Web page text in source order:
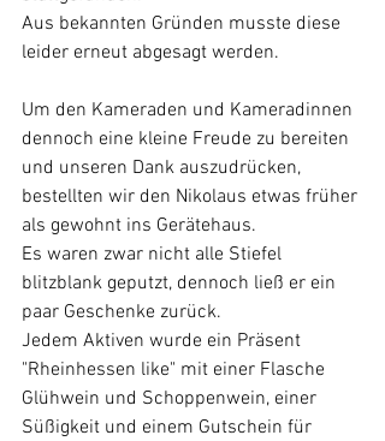
Aus bekannten Gründen musste diese
leider erneut abgesagt werden.
Um den Kameraden und Kameradinnen
dennoch eine kleine Freude zu bereiten
und unseren Dank auszudrücken,
bestellten wir den Nikolaus etwas früher
als gewohnt ins Gerätehaus.
Es waren zwar nicht alle Stiefel
blitzblank geputzt, dennoch ließ er ein
paar Geschenke zurück.
Jedem Aktiven wurde ein Präsent
"Rheinhessen like" mit einer Flasche
Glühwein und Schoppenwein, einer
Süßigkeit und einem Gutschein für